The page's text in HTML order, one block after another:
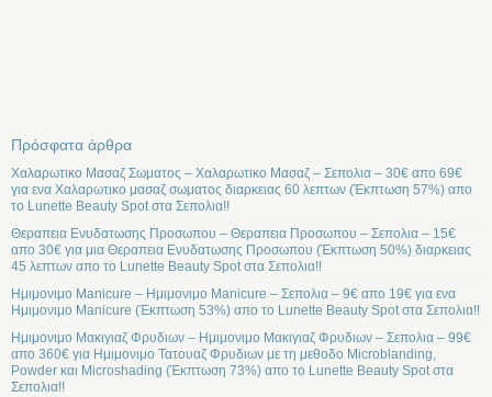
Πρόσφατα άρθρα
Χαλαρωτικο Μασαζ Σωματος – Χαλαρωτικο Μασαζ – Σεπολια – 30€ απο 69€
για ενα Χαλαρωτικο μασαζ σωματος διαρκειας 60 λεπτων (Έκπτωση 57%) απο
το Lunette Beauty Spot στα Σεπολια!!
Θεραπεια Ενυδατωσης Προσωπου – Θεραπεια Προσωπου – Σεπολια – 15€
απο 30€ για μια Θεραπεια Ενυδατωσης Προσωπου (Έκπτωση 50%) διαρκειας
45 λεπτων απο το Lunette Beauty Spot στα Σεπολια!!
Ημιμονιμο Manicure – Ημιμονιμο Manicure – Σεπολια – 9€ απο 19€ για ενα
Ημιμονιμο Manicure (Έκπτωση 53%) απο το Lunette Beauty Spot στα Σεπολια!!
Ημιμονιμο Μακιγιαζ Φρυδιων – Ημιμονιμο Μακιγιαζ Φρυδιων – Σεπολια – 99€
απο 360€ για Ημιμονιμο Τατουαζ Φρυδιων με τη μεθοδο Microblanding,
Powder και Microshading (Έκπτωση 73%) απο το Lunette Beauty Spot στα
Σεπολια!!